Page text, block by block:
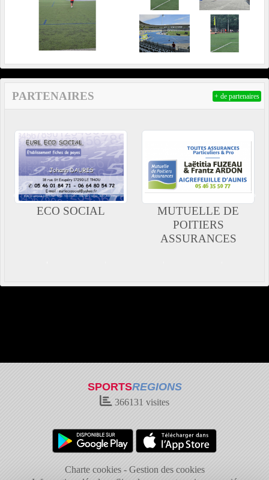
PARTENAIRES
ECO SOCIAL
MUTUELLE DE
POITIERS
ASSURANCES
Précedent
+ de partenaires
SPORTSREGIONS
366131 visites
Charte cookies
Gestion des cookies